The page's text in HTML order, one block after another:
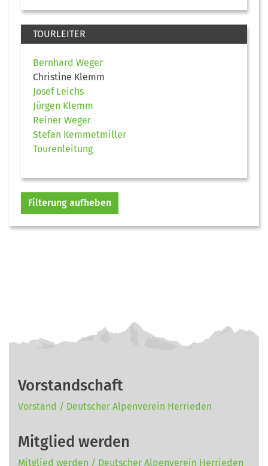
TOURLEITER
Bernhard Weger
Christine Klemm
Josef Leichs
Jürgen Klemm
Reiner Weger
Stefan Kemmetmiller
Tourenleitung
Filterung aufheben
Vorstandschaft
Vorstand / Deutscher Alpenverein Herrieden
Mitglied werden
Mitglied werden / Deutscher Alpenverein Herrieden